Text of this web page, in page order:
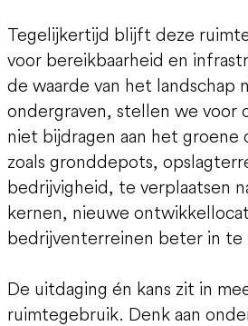
Tegelijkertijd blijft deze
voor bereikbaarheid en
de waarde van het landschap
ondergraven, stellen we voor
niet bijdragen aan het
zoals gronddepots,
bedrijvigheid, te verplaatsen
kernen, nieuwe
bedrijventerreinen beter in te
De uitdaging én kans zit in
ruimtegebruik. Denk aan